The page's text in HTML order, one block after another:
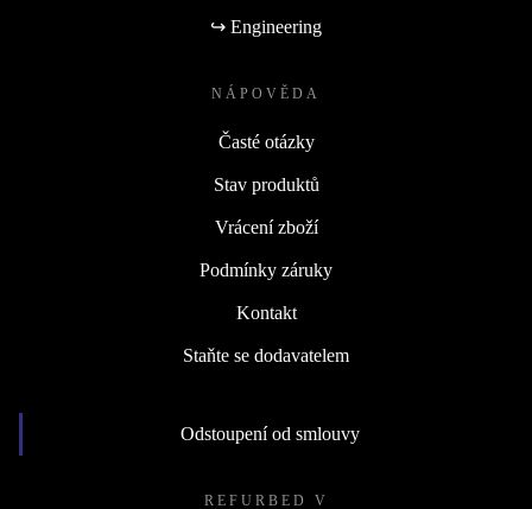
↪ Engineering
NÁPOVĚDA
Časté otázky
Stav produktů
Vrácení zboží
Podmínky záruky
Kontakt
Staňte se dodavatelem
Odstoupení od smlouvy
REFURBED V